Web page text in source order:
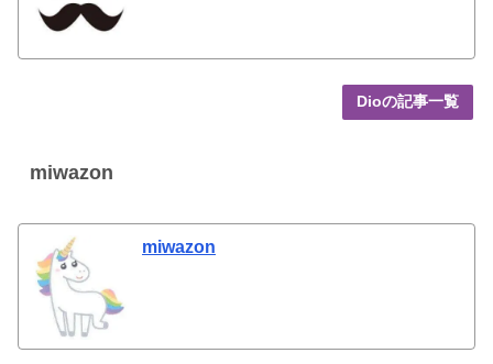
Dioの記事一覧
miwazon
miwazon